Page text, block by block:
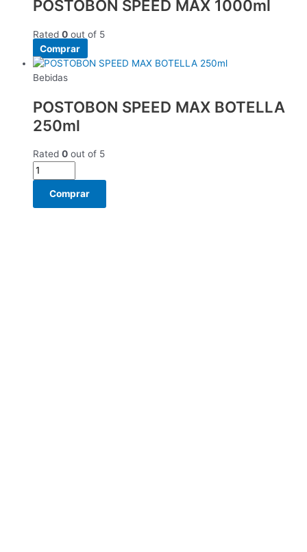
POSTOBON SPEED MAX 1000ml
Rated 0 out of 5
Comprar
Bebidas
POSTOBON SPEED MAX BOTELLA
250ml
Rated 0 out of 5
Comprar